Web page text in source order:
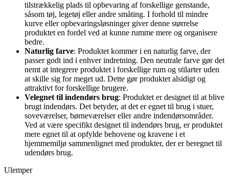
tilstrækkelig plads til opbevaring af forskellige genstande,
såsom tøj, legetøj eller andre småting. I forhold til mindre
kurve eller opbevaringsløsninger giver denne størrelse
produktet en fordel ved at kunne rumme mere og organisere
bedre.
Naturlig farve: Produktet kommer i en naturlig farve, der
passer godt ind i enhver indretning. Den neutrale farve gør det
nemt at integrere produktet i forskellige rum og stilarter uden
at skille sig for meget ud. Dette gør produktet alsidigt og
attraktivt for forskellige brugere.
Velegnet til indendørs brug: Produktet er designet til at blive
brugt indendørs. Det betyder, at det er egnet til brug i stuer,
soveværelser, børneværelser eller andre indendørsområder.
Ved at være specifikt designet til indendørs brug, er produktet
mere egnet til at opfylde behovene og kravene i et
hjemmemiljø sammenlignet med produkter, der er beregnet til
udendørs brug.
Ulemper